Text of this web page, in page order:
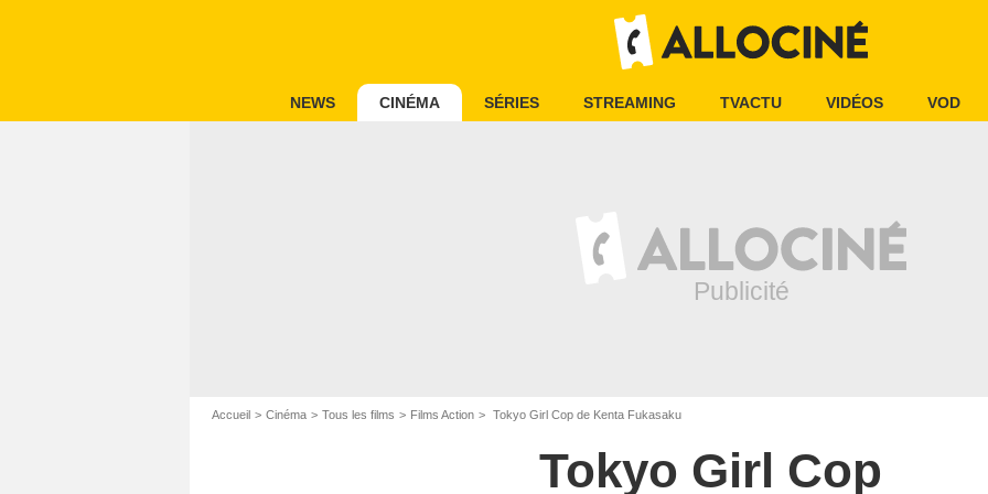
NEWS CINÉMA SÉRIES STREAMING TVACTU VIDÉOS VOD
Accueil Cinéma Tous les films Films Action Tokyo Girl Cop de Kenta Fukasaku
Tokyo Girl Cop